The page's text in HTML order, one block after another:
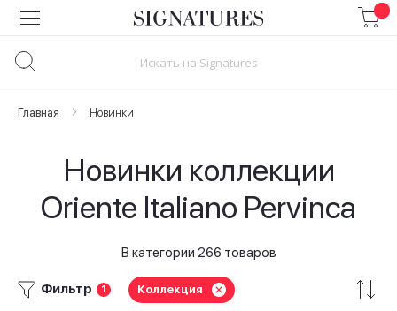
Skip
to
Главная Новинки
Новинки коллекции
Oriente Italiano Pervinca
В категории 266 товаров
Фильтр 1 Коллекция